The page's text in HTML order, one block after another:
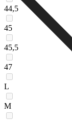
44,5
45
45,5
47
L
M